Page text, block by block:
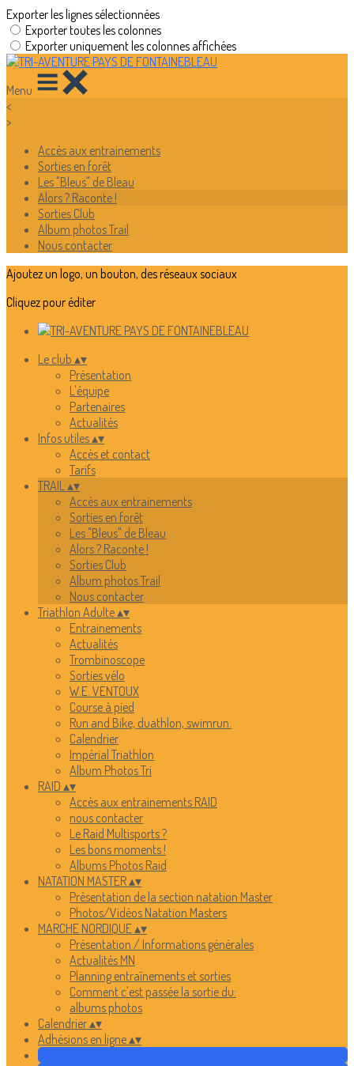
Exporter les lignes sélectionnées
Exporter toutes les colonnes
Exporter uniquement les colonnes affichées
Menu
<
>
Accès aux entrainements
Sorties en forêt
Les "Bleus" de Bleau
Alors ? Raconte !
Sorties Club
Album photos Trail
Nous contacter
Ajoutez un logo, un bouton, des réseaux sociaux
Cliquez pour éditer
Le club ▴▾
Présentation
L'équipe
Partenaires
Actualités
Infos utiles▴▾
Accès et contact
Tarifs
TRAIL▴▾
Accès aux entrainements
Sorties en forêt
Les "Bleus" de Bleau
Alors ? Raconte !
Sorties Club
Album photos Trail
Nous contacter
Triathlon Adulte▴▾
Entrainements
Actualités
Trombinoscope
Sorties vélo
W.E. VENTOUX
Course à pied
Run and Bike, duathlon, swimrun.
Calendrier
Impérial Triathlon
Album Photos Tri
RAID ▴▾
Accès aux entrainements RAID
nous contacter
Le Raid Multisports ?
Les bons moments !
Albums Photos Raid
NATATION MASTER▴▾
Présentation de la section natation Master
Photos/Vidéos Natation Masters
MARCHE NORDIQUE▴▾
Présentation / Informations générales
Actualités MN
Planning entraînements et sorties
Comment c'est passée la sortie du:
albums photos
Calendrier▴▾
Adhésions en ligne▴▾